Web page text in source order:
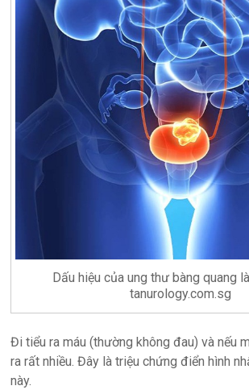
Dấu hiệu của ung thư bàng quang
tanurology.com.sg
Đi tiểu ra máu (thường không đau) và nếu
ra rất nhiều. Đây là triệu chứng điển hình
này.